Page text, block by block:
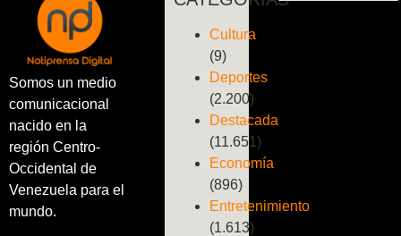
Somos un medio
comunicacional
nacido en la
región Centro-
Occidental de
Venezuela para el
mundo.
Cultura
(9)
Deportes
(2.200)
Destacada
(11.651)
Economía
(896)
Entretenimiento
(1.613)